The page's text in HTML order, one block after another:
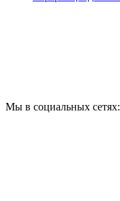
Мы в социальных сетях: